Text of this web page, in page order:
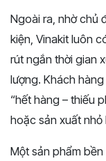
Ngoài ra, nhờ chủ
kiện, Vinakit luôn
rút ngắn thời gian
lượng. Khách
“hết hàng – thiếu
hoặc sản xuất nhỏ
Một sản phẩm